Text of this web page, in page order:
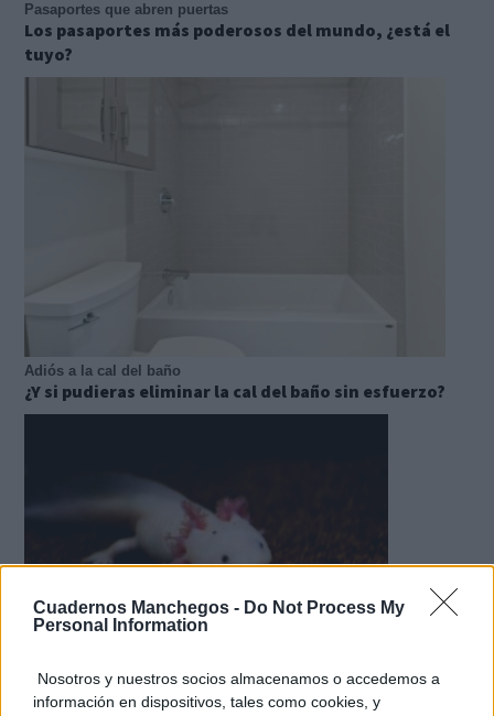
Cuadernos Manchegos - Do Not Process My
Personal Information
Nosotros y nuestros socios almacenamos o accedemos a
información en dispositivos, tales como cookies, y
Pasaportes que abren puertas
Los pasaportes más poderosos del mundo, ¿está el
tuyo?
Adiós a la cal del baño
¿Y si pudieras eliminar la cal del baño sin esfuerzo?
Parece ciencia ficción
Prepárate para alucinar con estas criaturas